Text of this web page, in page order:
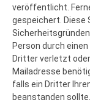
veröffentlicht.
gespeichert. Diese
Person durch
Dritter verletzt
Mailadresse
falls ein Dritter
beanstanden sollte.